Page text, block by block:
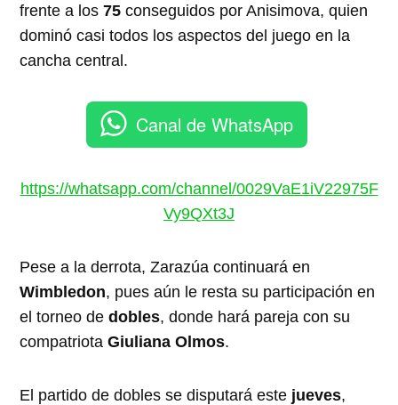
frente a los75 conseguidos por Anisimova, quien
dominó casi todos los aspectos del juego en la
cancha central.
Canal de WhatsApp
https://whatsapp.com/channel/0029VaE1iV22975F
Vy9QXt3J
Pese a la derrota, Zarazúa continuará en
Wimbledon, pues aún le resta su participación en
el torneo dedobles, donde hará pareja con su
compatriotaGiuliana Olmos.
El partido de dobles se disputará este jueves,